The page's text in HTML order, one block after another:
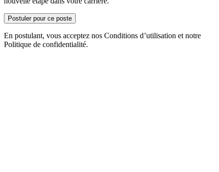
Postuler pour ce poste
En postulant, vous acceptez nos Conditions d’utilisation et notre
Politique de confidentialité.